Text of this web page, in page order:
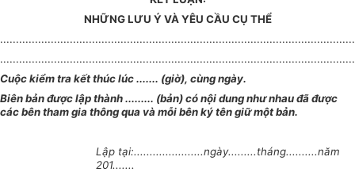
NHỮNG LƯU Ý VÀ YÊU CẦU CỤ THỂ
Cuộc kiểm tra kết thúc lúc ....... (giờ), cùng ngày.
Biên bản được lập thành ......... (bản) có nội dung như nhau đã được
các bên tham gia thông qua và mỗi bên ký tên giữ một bản.
Lập tại:......................ngày.........tháng..........năm
201.......